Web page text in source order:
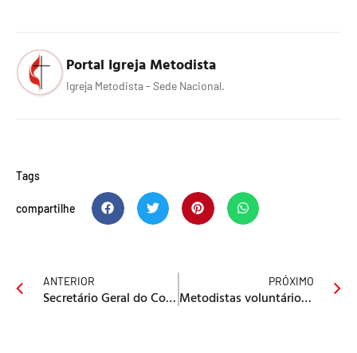
Portal Igreja Metodista
Igreja Metodista - Sede Nacional.
Tags
compartilhe
ANTERIOR
Secretário Geral do Conselho Mundial de Igrejas visita a Fateo
PRÓXIMO
Metodistas voluntários dos Estados Unidos em missão no Brasil